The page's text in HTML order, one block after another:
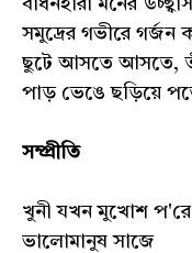
বাঁধনহারা মনের
সমুদ্রের গভীরে গর্জন
ছুটে আসতে আসতে,
পাড় ভেঙে ছড়িয়ে
সম্প্রীতি
খুনী যখন মুখোশ প'রে
ভালোমানুষ সাজে